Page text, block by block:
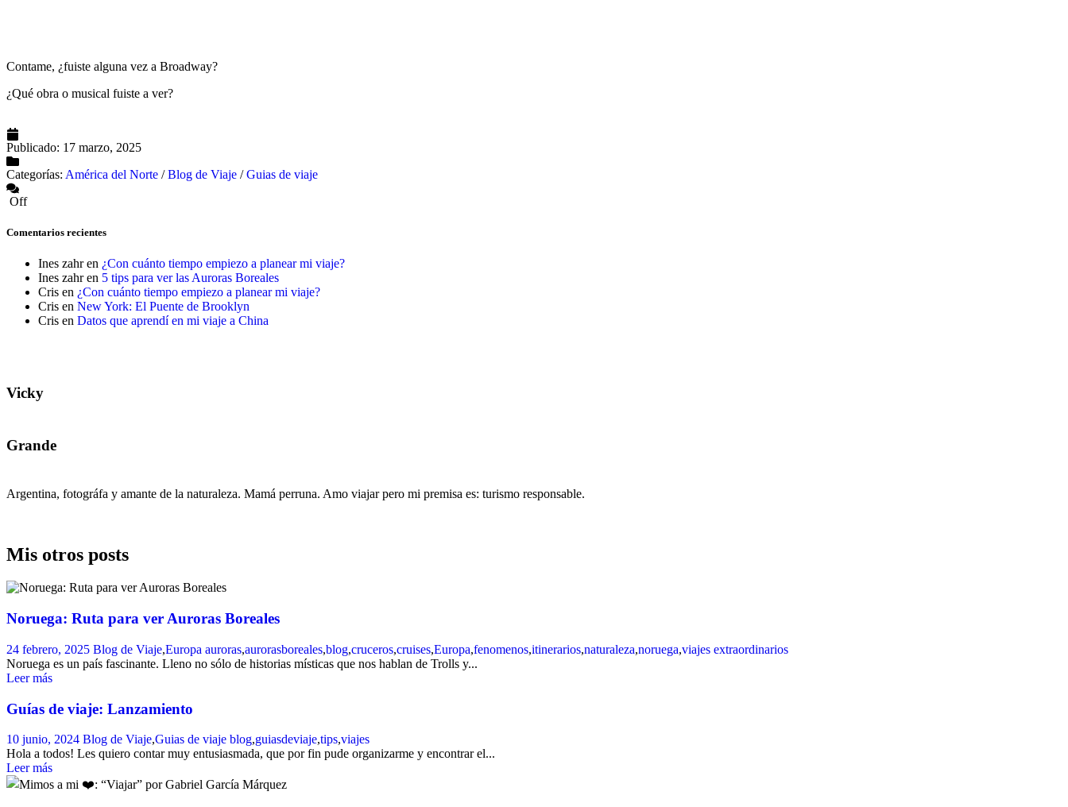
Contame, ¿fuiste alguna vez a Broadway?
¿Qué obra o musical fuiste a ver?
Publicado: 17 marzo, 2025
Categorías: América del Norte /Blog de Viaje /Guias de viaje
Off
Comentarios recientes
Ines zahren ¿Con cuánto tiempo empiezo a planear mi viaje?
Ines zahren 5 tips para ver las Auroras Boreales
Cris en ¿Con cuánto tiempo empiezo a planear mi viaje?
Cris en New York: El Puente de Brooklyn
Cris en Datos que aprendí en mi viaje a China
Vicky
Grande
Argentina, fotográfa y amante de la naturaleza. Mamá perruna. Amo viajar pero mi premisa es: turismo responsable.
Mis otros posts
Noruega: Ruta para ver Auroras Boreales
24 febrero, 2025 Blog de Viaje,Europa auroras,aurorasboreales,blog,cruceros,cruises,Europa,fenomenos,itinerarios,naturaleza,noruega,viajes extraordinarios
Noruega es un país fascinante. Lleno no sólo de historias místicas que nos hablan de Trolls y...
Leer más
Guías de viaje: Lanzamiento
10 junio, 2024 Blog de Viaje,Guias de viaje blog,guiasdeviaje,tips,viajes
Hola a todos! Les quiero contar muy entusiasmada, que por fin pude organizarme y encontrar el...
Leer más